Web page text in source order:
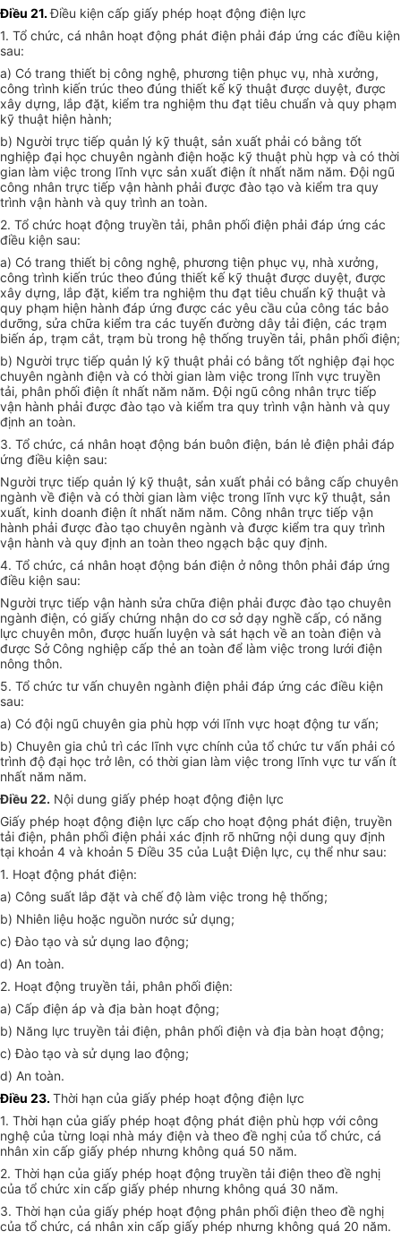
Điều 21.Điều kiện cấp giấy phép hoạt động điện lực
1. Tổ chức, cá nhân hoạt động phát điện phải đáp ứng các điều kiện
sau:
a) Có trang thiết bị công nghệ, phương tiện phục vụ, nhà xưởng,
công trình kiến trúc theo đúng thiết kế kỹ thuật được duyệt, được
xây dựng, lắp đặt, kiểm tra nghiệm thu đạt tiêu chuẩn và quy phạm
kỹ thuật hiện hành;
b) Người trực tiếp quản lý kỹ thuật, sản xuất phải có bằng tốt
nghiệp đại học chuyên ngành điện hoặc kỹ thuật phù hợp và có thời
gian làm việc trong lĩnh vực sản xuất điện ít nhất năm năm. Đội ngũ
công nhân trực tiếp vận hành phải được đào tạo và kiểm tra quy
trình vận hành và quy trình an toàn.
2. Tổ chức hoạt động truyền tải, phân phối điện phải đáp ứng các
điều kiện sau:
a) Có trang thiết bị công nghệ, phương tiện phục vụ, nhà xưởng,
công trình kiến trúc theo đúng thiết kế kỹ thuật được duyệt, được
xây dựng, lắp đặt, kiểm tra nghiệm thu đạt tiêu chuẩn kỹ thuật và
quy phạm hiện hành đáp ứng được các yêu cầu của công tác bảo
dưỡng, sửa chữa kiểm tra các tuyến đường dây tải điện, các trạm
biến áp, trạm cắt, trạm bù trong hệ thống truyền tải, phân phối điện;
b) Người trực tiếp quản lý kỹ thuật phải có bằng tốt nghiệp đại học
chuyên ngành điện và có thời gian làm việc trong lĩnh vực truyền
tải, phân phối điện ít nhất năm năm. Đội ngũ công nhân trực tiếp
vận hành phải được đào tạo và kiểm tra quy trình vận hành và quy
định an toàn.
3. Tổ chức, cá nhân hoạt động bán buôn điện, bán lẻ điện phải đáp
ứng điều kiện sau:
Người trực tiếp quản lý kỹ thuật, sản xuất phải có bằng cấp chuyên
ngành về điện và có thời gian làm việc trong lĩnh vực kỹ thuật, sản
xuất, kinh doanh điện ít nhất năm năm. Công nhân trực tiếp vận
hành phải được đào tạo chuyên ngành và được kiểm tra quy trình
vận hành và quy định an toàn theo ngạch bậc quy định.
4. Tổ chức, cá nhân hoạt động bán điện ở nông thôn phải đáp ứng
điều kiện sau:
Người trực tiếp vận hành sửa chữa điện phải được đào tạo chuyên
ngành điện, có giấy chứng nhận do cơ sở dạy nghề cấp, có năng
lực chuyên môn, được huấn luyện và sát hạch về an toàn điện và
được Sở Công nghiệp cấp thẻ an toàn để làm việc trong lưới điện
nông thôn.
5. Tổ chức tư vấn chuyên ngành điện phải đáp ứng các điều kiện
sau:
a) Có đội ngũ chuyên gia phù hợp với lĩnh vực hoạt động tư vấn;
b) Chuyên gia chủ trì các lĩnh vực chính của tổ chức tư vấn phải có
trình độ đại học trở lên, có thời gian làm việc trong lĩnh vực tư vấn ít
nhất năm năm.
Điều 22. Nội dung giấy phép hoạt động điện lực
Giấy phép hoạt động điện lực cấp cho hoạt động phát điện, truyền
tải điện, phân phối điện phải xác định rõ những nội dung quy định
tại khoản 4 và khoản 5 Điều 35 của Luật Điện lực, cụ thể như sau:
1. Hoạt động phát điện:
a) Công suất lắp đặt và chế độ làm việc trong hệ thống;
b) Nhiên liệu hoặc nguồn nước sử dụng;
c) Đào tạo và sử dụng lao động;
d) An toàn.
2. Hoạt động truyền tải, phân phối điện:
a) Cấp điện áp và địa bàn hoạt động;
b) Năng lực truyền tải điện, phân phối điện và địa bàn hoạt động;
c) Đào tạo và sử dụng lao động;
d) An toàn.
Điều 23.Thời hạn của giấy phép hoạt động điện lực
1. Thời hạn của giấy phép hoạt động phát điện phù hợp với công
nghệ của từng loại nhà máy điện và theo đề nghị của tổ chức, cá
nhân xin cấp giấy phép nhưng không quá 50 năm.
2. Thời hạn của giấy phép hoạt động truyền tải điện theo đề nghị
của tổ chức xin cấp giấy phép nhưng không quá 30 năm.
3. Thời hạn của giấy phép hoạt động phân phối điện theo đề nghị
của tổ chức, cá nhân xin cấp giấy phép nhưng không quá 20 năm.